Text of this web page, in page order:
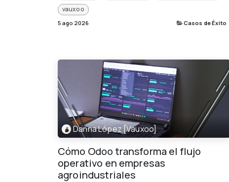
vauxoo
5 ago 2026 Casos de Éxito
Danna López [Vauxoo]
Cómo Odoo transforma el flujo
operativo en empresas
agroindustriales